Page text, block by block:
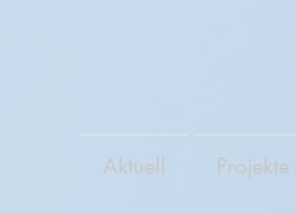
Aktuell Projekte